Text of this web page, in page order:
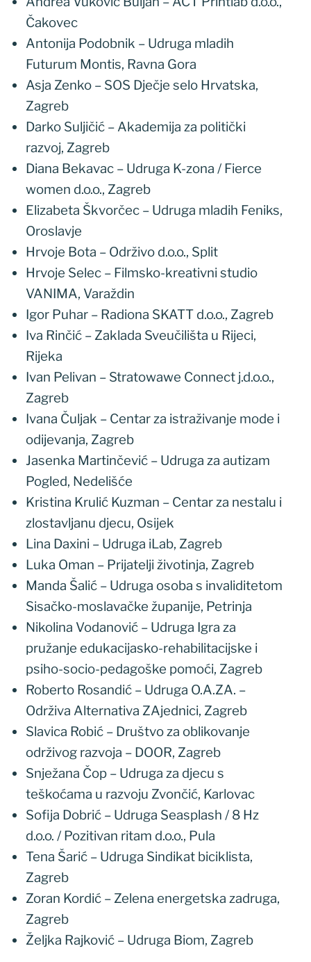
Čakovec
Antonija Podobnik – Udruga mladih
Futurum Montis, Ravna Gora
Asja Zenko – SOS Dječje selo Hrvatska,
Zagreb
Darko Suljičić – Akademija za politički
razvoj, Zagreb
Diana Bekavac – Udruga K-zona / Fierce
women d.o.o., Zagreb
Elizabeta Škvorčec – Udruga mladih Feniks,
Oroslavje
Hrvoje Bota – Održivo d.o.o., Split
Hrvoje Selec – Filmsko-kreativni studio
VANIMA, Varaždin
Igor Puhar – Radiona SKATT d.o.o., Zagreb
Iva Rinčić – Zaklada Sveučilišta u Rijeci,
Rijeka
Ivan Pelivan – Stratowawe Connect j.d.o.o.,
Zagreb
Ivana Čuljak – Centar za istraživanje mode i
odijevanja, Zagreb
Jasenka Martinčević – Udruga za autizam
Pogled, Nedelišće
Kristina Krulić Kuzman – Centar za nestalu i
zlostavljanu djecu, Osijek
Lina Daxini – Udruga iLab, Zagreb
Luka Oman – Prijatelji životinja, Zagreb
Manda Šalić – Udruga osoba s invaliditetom
Sisačko-moslavačke županije, Petrinja
Nikolina Vodanović – Udruga Igra za
pružanje edukacijasko-rehabilitacijske i
psiho-socio-pedagoške pomoći, Zagreb
Roberto Rosandić – Udruga O.A.ZA. –
Održiva Alternativa ZAjednici, Zagreb
Slavica Robić – Društvo za oblikovanje
održivog razvoja – DOOR, Zagreb
Snježana Čop – Udruga za djecu s
teškoćama u razvoju Zvončić, Karlovac
Sofija Dobrić – Udruga Seasplash / 8 Hz
d.o.o. / Pozitivan ritam d.o.o., Pula
Tena Šarić – Udruga Sindikat biciklista,
Zagreb
Zoran Kordić – Zelena energetska zadruga,
Zagreb
Željka Rajković – Udruga Biom, Zagreb